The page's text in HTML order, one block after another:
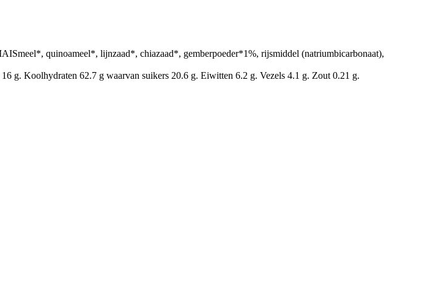
quinoameel*, lijnzaad*, chiazaad*, gemberpoeder*1%, rijsmiddel (natriumbicarbonaat),
g. Koolhydraten 62.7 g waarvan suikers 20.6 g. Eiwitten 6.2 g. Vezels 4.1 g. Zout 0.21 g.